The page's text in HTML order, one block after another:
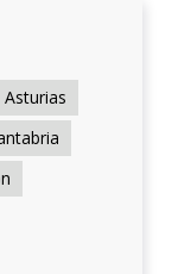
Asturias